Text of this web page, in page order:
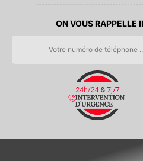
ON VOUS RAPPELLE